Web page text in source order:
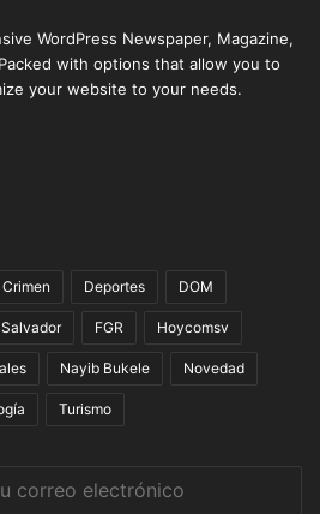
WordPress Newspaper, Magazine,
with options that allow you to
your website to your needs.
Crimen Deportes DOM
Salvador FGR Hoycomsv
Nayib Bukele Novedad
Turismo